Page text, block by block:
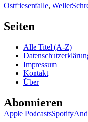
Ostfriesenfalle, Weller
Seiten
Alle Titel (A-Z)
Impressum
Kontakt
Über
Abonnieren
Apple PodcastsSpotify